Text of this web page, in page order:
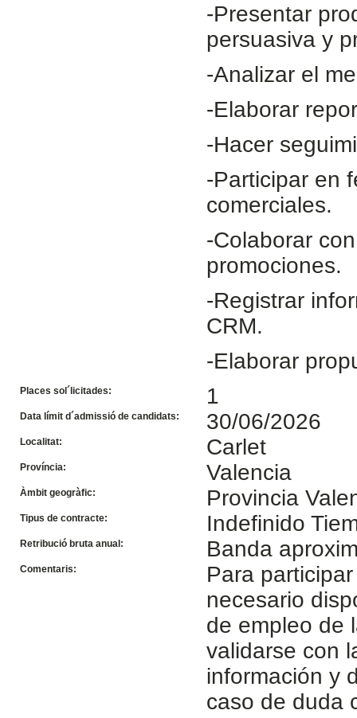
-Presentar
persuasiva y
-Analizar el
-Elaborar
-Hacer
-Participar en
comerciales.
-Colaborar
promociones.
-Registrar
CRM.
-Elaborar
Places sol´licitades: 1
Data límit d´admissió de candidats: 30/06/2026
Localitat: Carlet
Província: Valencia
Àmbit geogràfic: Provincia
Tipus de contracte: Indefinido
Retribució bruta anual: Banda
Comentaris:
Para
necesario
de empleo de
validarse con
información y
caso de duda